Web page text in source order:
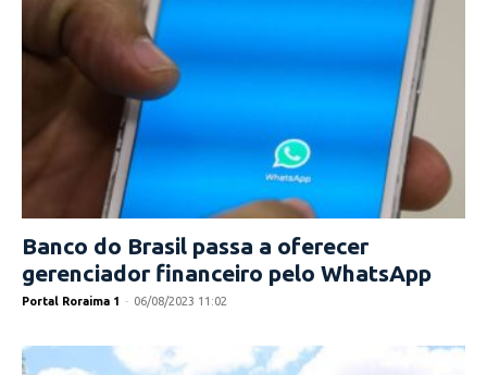
Banco do Brasil passa a oferecer
gerenciador financeiro pelo WhatsApp
Portal Roraima 1 - 06/08/2023 11:02